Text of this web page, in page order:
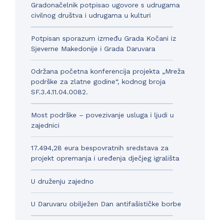
Gradonačelnik potpisao ugovore s udrugama
civilnog društva i udrugama u kulturi
Potpisan sporazum između Grada Kočani iz
Sjeverne Makedonije i Grada Daruvara
Održana početna konferencija projekta „Mreža
podrške za zlatne godine“, kodnog broja
SF.3.4.11.04.0082.
Most podrške – povezivanje usluga i ljudi u
zajednici
17.494,28 eura bespovratnih sredstava za
projekt opremanja i uređenja dječjeg igrališta
U druženju zajedno
U Daruvaru obilježen Dan antifašističke borbe